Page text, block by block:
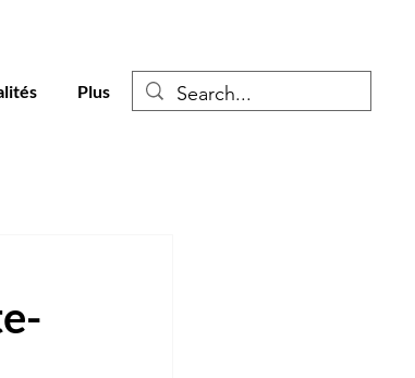
Plus